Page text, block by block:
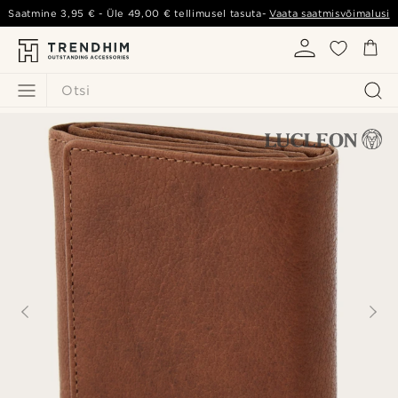
Otsi
Saatmine3,95 € - Üle 49,00 € tellimusel tasuta-Vaata saatmisvõimalusi